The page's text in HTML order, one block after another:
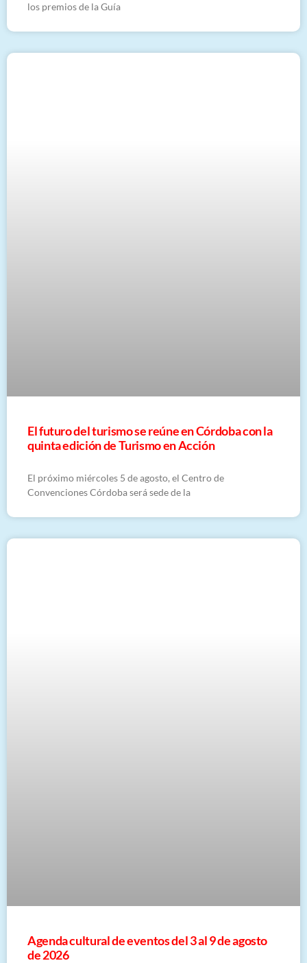
los premios de la Guía
El futuro del turismo se reúne en Córdoba con la
quinta edición de Turismo en Acción
El próximo miércoles 5 de agosto, el Centro de
Convenciones Córdoba será sede de la
​Agenda cultural de eventos del 3 al 9 de agosto
de 2026